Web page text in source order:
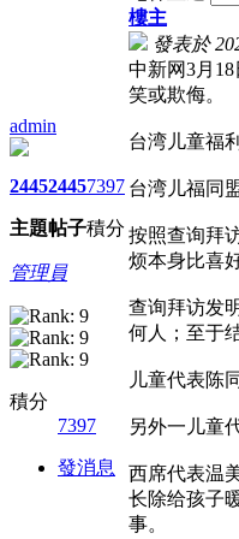
admin
2445
主題
2445
帖子
7397
積分
管理員
積分
7397
發消息
樓主
發表於
中新网3月
笑或欺侮。
台湾儿童福
台湾儿福同
按照查询拜
烦本身比喜
查询拜访发
何人；至于
儿童代表陈
另外一儿童
西席代表温
长除给孩子
事。